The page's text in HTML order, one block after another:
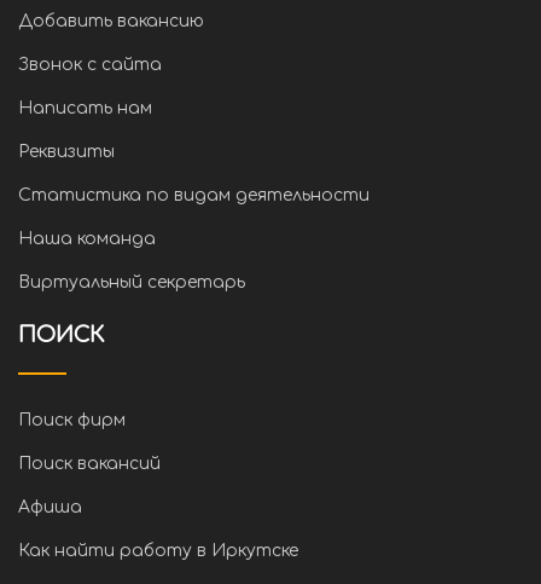
Добавить вакансию
Звонок с сайта
Написать нам
Реквизиты
Статистика по видам деятельности
Наша команда
Виртуальный секретарь
ПОИСК
Поиск фирм
Поиск вакансий
Афиша
Как найти работу в Иркутске